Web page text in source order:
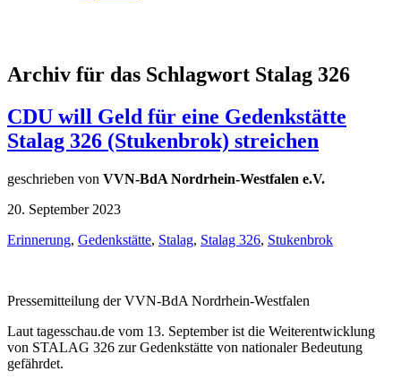
Archiv für das Schlagwort Stalag 326
CDU will Geld für eine Gedenkstätte
Stalag 326 (Stukenbrok) streichen
geschrieben von VVN-BdA Nordrhein-Westfalen e.V.
20. September 2023
Erinnerung, Gedenkstätte, Stalag, Stalag 326, Stukenbrok
Pressemitteilung der VVN-BdA Nordrhein-Westfalen
Laut tagesschau.de vom 13. September ist die Weiterentwicklung
von STALAG 326 zur Gedenkstätte von nationaler Bedeutung
gefährdet.